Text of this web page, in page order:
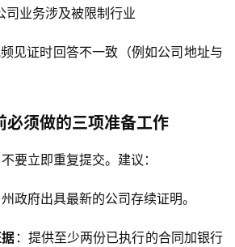
司业务涉及被限制行业
见证时回答不一致（例如公司地址与
必须做的三项准备工作
要立即重复提交。建议：
州政府出具最新的公司存续证明。
：提供至少两份已执行的合同加银行